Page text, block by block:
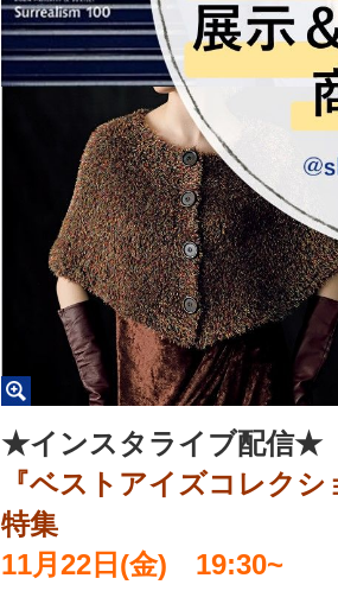
★インスタライブ配信★
『ベストアイズコレク
特集
11月22日(金) 19:30~